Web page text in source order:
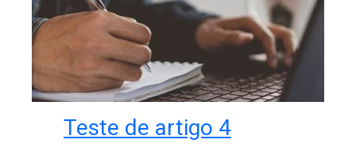
Teste de artigo 4